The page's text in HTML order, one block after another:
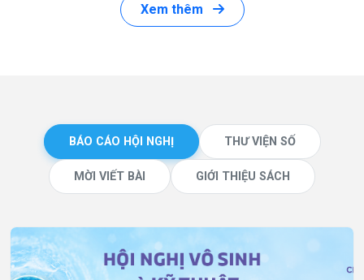
Xem thêm
BÁO CÁO HỘI NGHỊ THƯ VIỆN SỐ
MỜI VIẾT BÀI GIỚI THIỆU SÁCH